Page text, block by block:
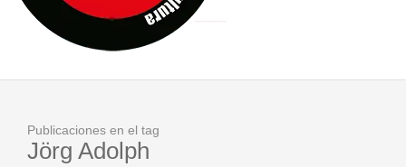
«NO TENGO PUTOS SUEÑOS»
Publicaciones en el tag
Jörg Adolph